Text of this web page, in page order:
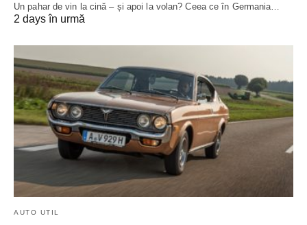
Un pahar de vin la cină – și apoi la volan? Ceea ce în Germania…
2 days în urmă
AUTO UTIL